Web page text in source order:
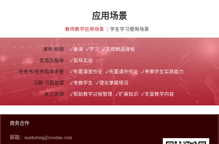
应用场景
教师教学应用场景 学生学习使用场景
课件/视频 ✓备课 ✓学习 ✓支撑精品课程
实验及指导 ✓指导实验
任务书/任务指导手册 ✓布置课堂作业 ✓布置课外作业 ✓考察学生实践能力
习题/习题答案 ✓考察学生 ✓理论掌握情况
其它资源 ✓帮助教学过程管理 ✓扩展知识 ✓丰富教学内容
商务合作
邮箱：marketing@yoodao.com